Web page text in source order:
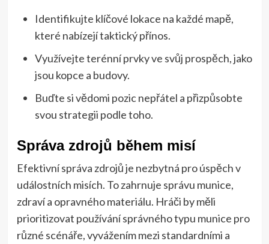
Identifikujte klíčové lokace na každé mapě,
které nabízejí taktický přínos.
Využívejte terénní prvky ve svůj prospěch, jako
jsou kopce a budovy.
Buďte si vědomi pozic nepřátel a přizpůsobte
svou strategii podle toho.
Správa zdrojů během misí
Efektivní správa zdrojů je nezbytná pro úspěch v
událostních misích. To zahrnuje správu munice,
zdraví a opravného materiálu. Hráči by měli
prioritizovat používání správného typu munice pro
různé scénáře, vyvážením mezi standardními a